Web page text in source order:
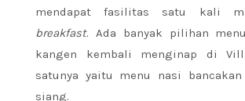
mendapat fasilitas satu kali
breakfast. Ada banyak pilihan
kangen kembali menginap di
satunya yaitu menu nasi
siang.